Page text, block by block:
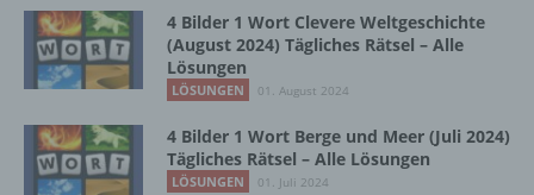
4 Bilder 1 Wort Clevere Weltgeschichte
(August 2024) Tägliches Rätsel – Alle
Lösungen
LÖSUNGEN 01. August 2024
4 Bilder 1 Wort Berge und Meer (Juli 2024)
Tägliches Rätsel – Alle Lösungen
LÖSUNGEN 01. Juli 2024
Auslesen, das Abfragen, die Verwendung,
die Offenlegung durch Übermittlung,
Verbreitung oder eine andere Form der
Bereitstellung, den Abgleich oder die
Verknüpfung, die Einschränkung, das
Löschen oder die Vernichtung.